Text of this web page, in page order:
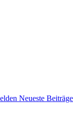
Neueste Beiträge